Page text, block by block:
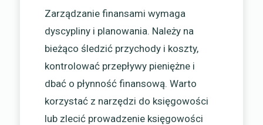
Zarządzanie finansami wymaga
dyscypliny i planowania. Należy na
bieżąco śledzić przychody i koszty,
kontrolować przepływy pieniężne i
dbać o płynność finansową. Warto
korzystać z narzędzi do księgowości
lub zlecić prowadzenie księgowości